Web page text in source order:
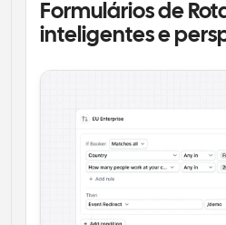
Formulários de
inteligentes e